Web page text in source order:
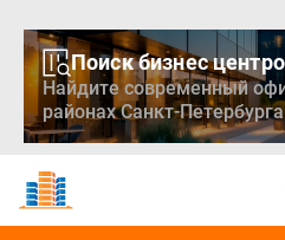
Поиск бизнес
Найдите современный
районах Санкт-Петербурга
Новостройки
Квартиры
Ипотека